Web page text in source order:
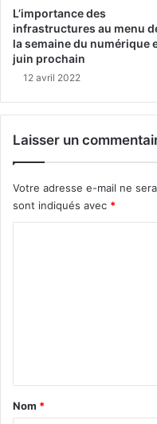
L’importance des
infrastructures au menu
la semaine du numérique
juin prochain
12 avril 2022
Laisser un
Votre adresse e-mail ne
sont indiqués avec *
a
Nom *